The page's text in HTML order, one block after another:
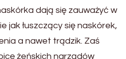
dają się zauważyć w
jak łuszczący się naskórek,
a nawet trądzik. Zaś
żeńskich narządów